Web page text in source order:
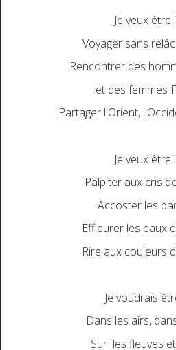
Je veux être
Voyager sans
Rencontrer des
et des femmes
Partager l'Orient,
Je veux être
Palpiter aux cris
Accoster les
Effleurer les eaux
Rire aux couleurs
Je voudrais
Dans les airs,
Sur les fleuves